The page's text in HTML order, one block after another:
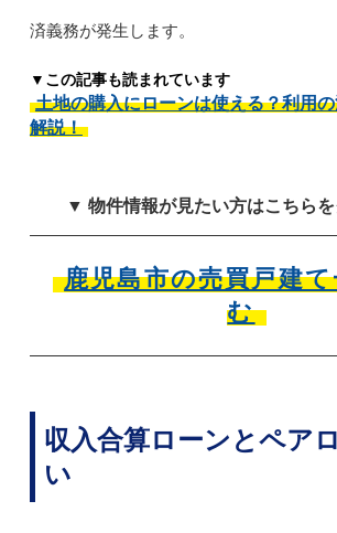
済義務が発生します。
▼この記事も読まれています
土地の購入にローンは使える？利用
解説！
▼ 物件情報が見たい方はこちら
鹿児島市の売買戸建
む
収入合算ローンとペア
い